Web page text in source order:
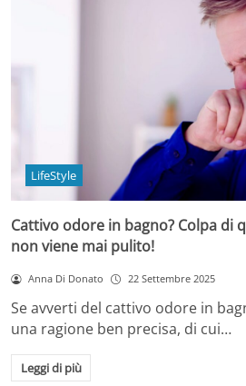
LifeStyle
Cattivo odore in bagno? Colpa di
non viene mai pulito!
Anna Di Donato 22 Settembre 2025
Se avverti del cattivo odore in
una ragione ben precisa, di cui…
Leggi di più